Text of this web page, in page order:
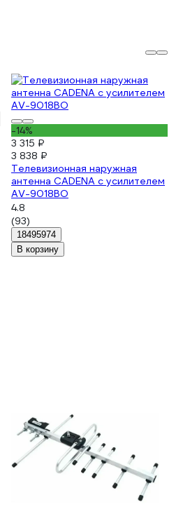
-14%
3 315 ₽
3 838 ₽
Телевизионная наружная
антенна CADENA с усилителем
AV-9018BO
4.8
(93)
18495974
В корзину